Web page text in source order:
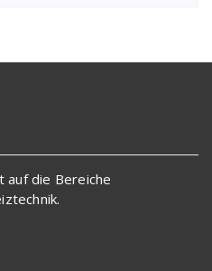
auf die Bereiche